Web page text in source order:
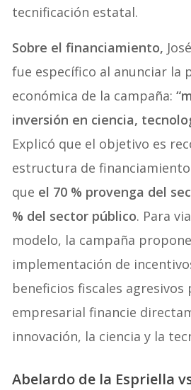
tecnificación estatal.
Sobre el financiamiento,
fue específico al anunciar la
económica de la campaña:
inversión en ciencia,
Explicó que el objetivo es
estructura de
que el 70 % provenga del
% del sector público. Para
modelo, la campaña
implementación de
beneficios fiscales
empresarial financie
innovación, la ciencia y la
Abelardo de la Espriella